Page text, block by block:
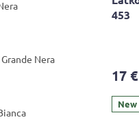
Nera
453
17 €
New